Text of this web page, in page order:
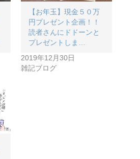
【お年玉】現金５０万
円プレゼント企画！！
読者さんにドドーンと
プレゼントしま…
2019年12月30日
雑記ブログ